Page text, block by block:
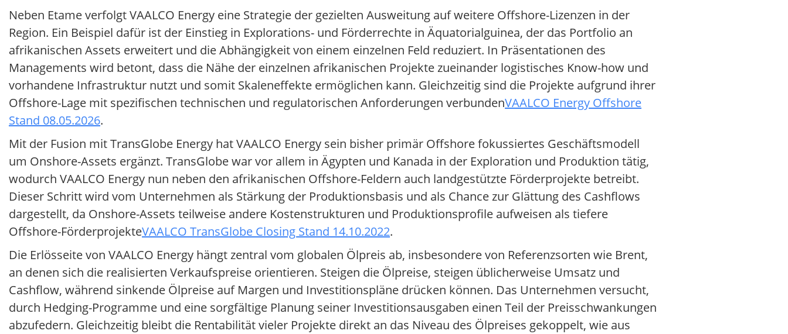
Neben Etame verfolgt VAALCO Energy eine Strategie der gezielten Ausweitung auf weitere Offshore-Lizenzen in der
Region. Ein Beispiel dafür ist der Einstieg in Explorations- und Förderrechte in Äquatorialguinea, der das Portfolio an
afrikanischen Assets erweitert und die Abhängigkeit von einem einzelnen Feld reduziert. In Präsentationen des
Managements wird betont, dass die Nähe der einzelnen afrikanischen Projekte zueinander logistisches Know-how und
vorhandene Infrastruktur nutzt und somit Skaleneffekte ermöglichen kann. Gleichzeitig sind die Projekte aufgrund ihrer
Offshore-Lage mit spezifischen technischen und regulatorischen Anforderungen verbundenVAALCO Energy Offshore
Stand 08.05.2026.
Mit der Fusion mit TransGlobe Energy hat VAALCO Energy sein bisher primär Offshore fokussiertes Geschäftsmodell
um Onshore-Assets ergänzt. TransGlobe war vor allem in Ägypten und Kanada in der Exploration und Produktion tätig,
wodurch VAALCO Energy nun neben den afrikanischen Offshore-Feldern auch landgestützte Förderprojekte betreibt.
Dieser Schritt wird vom Unternehmen als Stärkung der Produktionsbasis und als Chance zur Glättung des Cashflows
dargestellt, da Onshore-Assets teilweise andere Kostenstrukturen und Produktionsprofile aufweisen als tiefere
Offshore-FörderprojekteVAALCO TransGlobe Closing Stand 14.10.2022.
Die Erlösseite von VAALCO Energy hängt zentral vom globalen Ölpreis ab, insbesondere von Referenzsorten wie Brent,
an denen sich die realisierten Verkaufspreise orientieren. Steigen die Ölpreise, steigen üblicherweise Umsatz und
Cashflow, während sinkende Ölpreise auf Margen und Investitionspläne drücken können. Das Unternehmen versucht,
durch Hedging-Programme und eine sorgfältige Planung seiner Investitionsausgaben einen Teil der Preisschwankungen
abzufedern. Gleichzeitig bleibt die Rentabilität vieler Projekte direkt an das Niveau des Ölpreises gekoppelt, wie aus